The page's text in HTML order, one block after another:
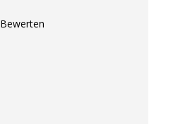
Bewerten